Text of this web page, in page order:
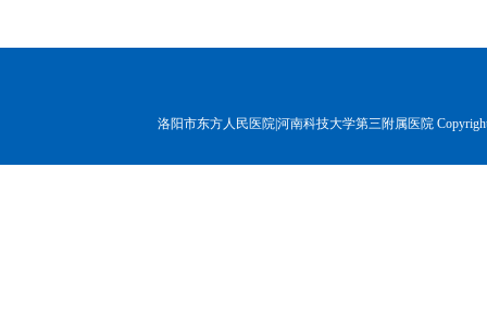
洛阳市东方人民医院|河南科技大学第三附属医院